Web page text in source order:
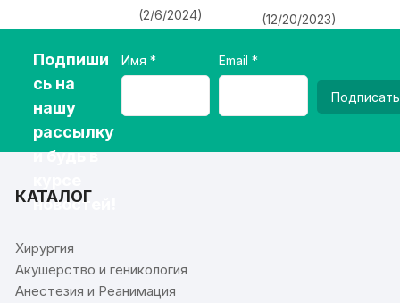
(2/6/2024) (12/20/2023)
Подпиши
сь на
нашу
рассылку
и будь в
новостей!
Имя Email
КАТАЛОГ
Хирургия
Акушерство и геникология
Анестезия и Реанимация